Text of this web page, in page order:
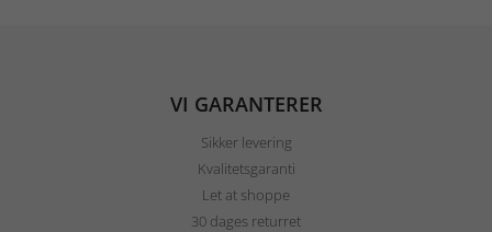
VI GARANTERER
Sikker levering
Kvalitetsgaranti
Let at shoppe
30 dages returret